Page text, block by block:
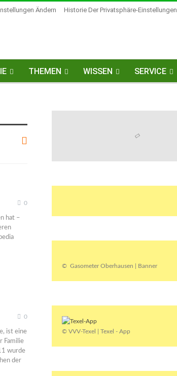
Ändern
Historie Der Privatsphäre-Einstellungen
THEMEN WISSEN SERVICE
0
hat –
0
ist eine
Familie
wurde
der
© Gasometer Oberhausen | Banner
© VVV-Texel | Texel - App